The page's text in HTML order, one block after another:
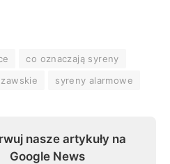
co oznaczają syreny
syreny alarmowe
nasze artykuły na
Google News